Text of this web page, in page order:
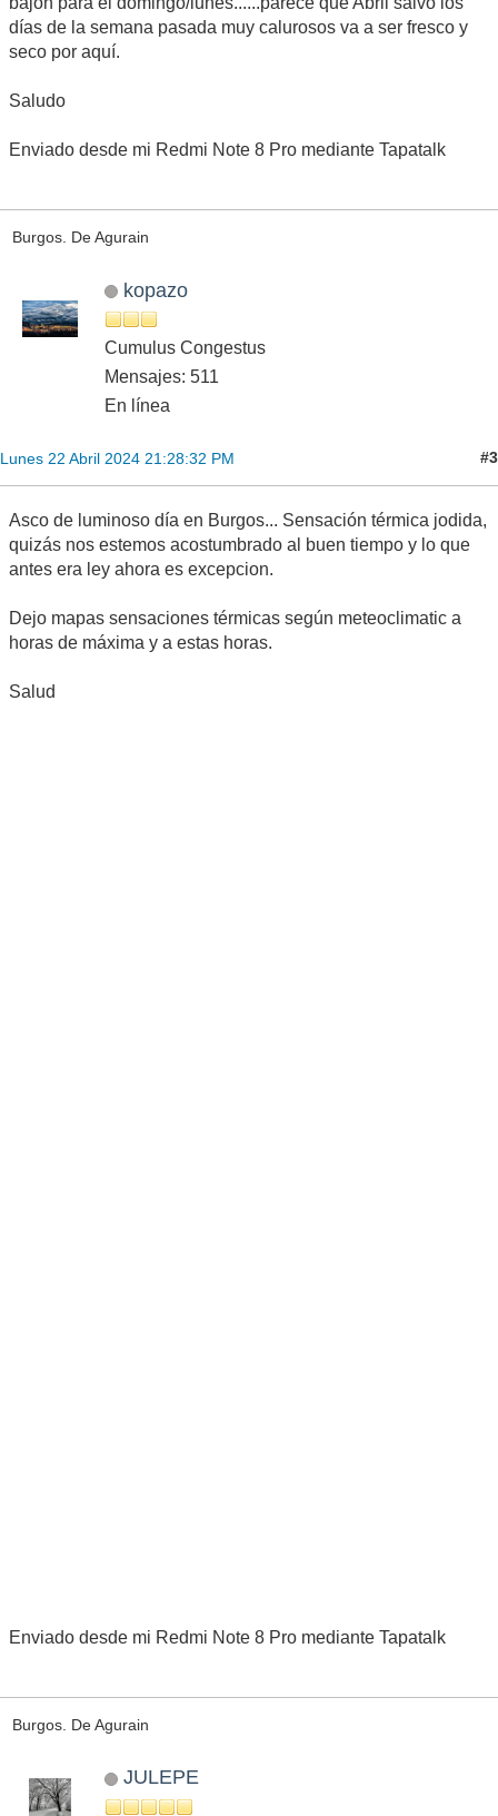
días de la semana pasada muy calurosos va a ser fresco y
seco por aquí.
Saludo
Enviado desde mi Redmi Note 8 Pro mediante Tapatalk
Burgos. De Agurain
kopazo
Cumulus Congestus
Mensajes: 511
En línea
Lunes 22 Abril 2024 21:28:32 PM #3
Asco de luminoso día en Burgos... Sensación térmica jodida,
quizás nos estemos acostumbrado al buen tiempo y lo que
antes era ley ahora es excepcion.
Dejo mapas sensaciones térmicas según meteoclimatic a
horas de máxima y a estas horas.
Salud
Enviado desde mi Redmi Note 8 Pro mediante Tapatalk
Burgos. De Agurain
JULEPE